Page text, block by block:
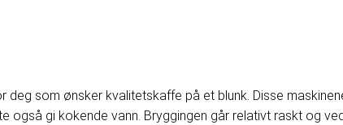
som ønsker kvalitetskaffe på et blunk. Disse
også gi kokende vann. Bryggingen går relativt raskt og